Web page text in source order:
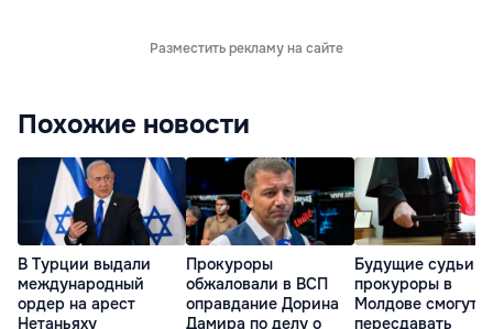
Разместить рекламу на сайте
Похожие новости
В Турции выдали
международный
ордер на арест
Нетаньяху
Прокуроры
обжаловали в ВСП
оправдание Дорина
Дамира по делу о
Будущие судьи и
прокуроры в
Молдове смогут
пересдавать